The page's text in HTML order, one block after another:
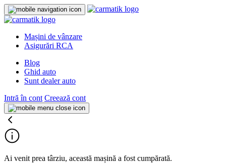
Mașini de vânzare
Asigurări RCA
Blog
Ghid auto
Sunt dealer auto
Intră în cont Creează cont
Ai venit prea târziu, această mașină a fost cumpărată.